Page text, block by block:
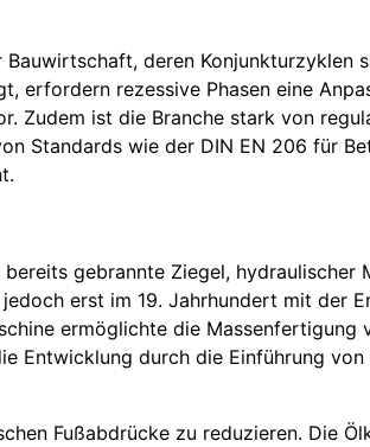
deren Konjunkturzyklen
rezessive Phasen eine
Zudem ist die Branche stark von
Standards wie der DIN EN 206 für
gebrannte Ziegel,
erst im 19. Jahrhundert mit der
ermöglichte die Massenfertigung
durch die Einführung
Fußabdrücke zu reduzieren. Die